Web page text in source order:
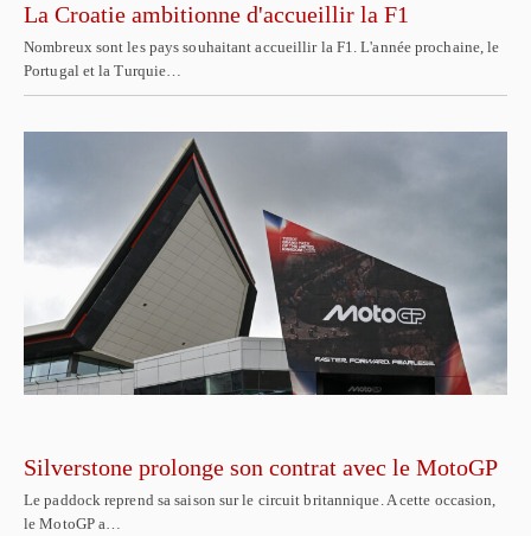
La Croatie ambitionne d'accueillir la F1
Nombreux sont les pays souhaitant accueillir la F1. L'année prochaine, le
Portugal et la Turquie…
Silverstone prolonge son contrat avec le MotoGP
Le paddock reprend sa saison sur le circuit britannique. A cette occasion,
le MotoGP a…